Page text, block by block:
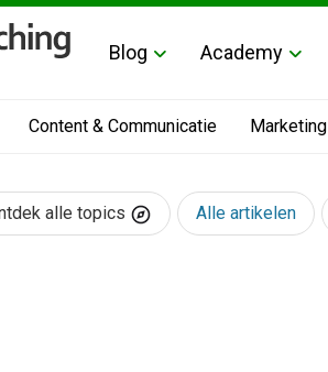
Blog Academy
Content & Communicatie Marketing
alle topics Alle artikelen